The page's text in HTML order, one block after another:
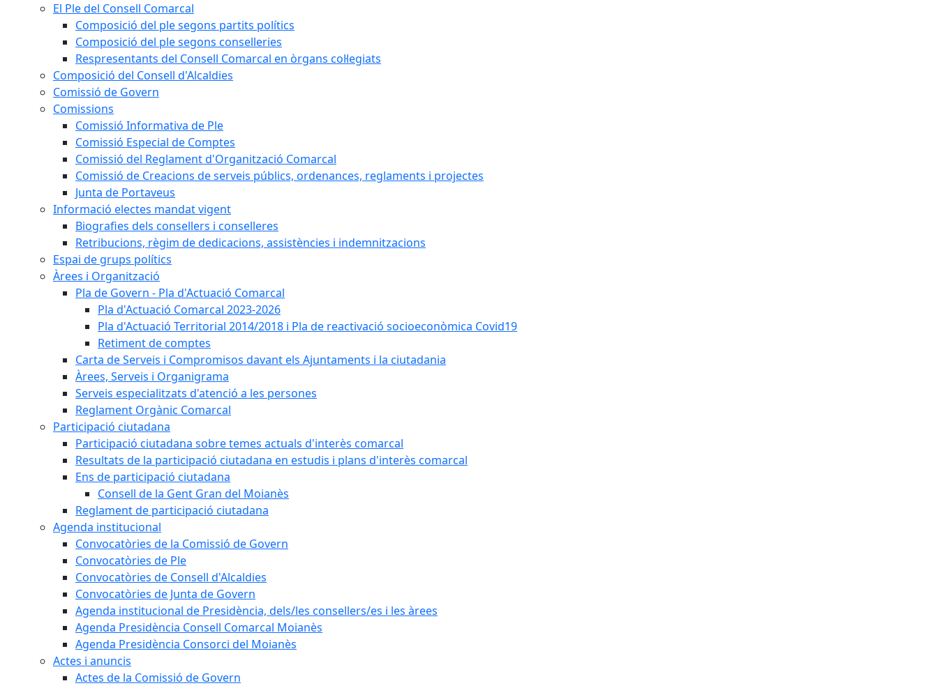
El Ple del Consell Comarcal
Composició del ple segons partits polítics
Composició del ple segons conselleries
Respresentants del Consell Comarcal en òrgans col·legiats
Composició del Consell d'Alcaldies
Comissió de Govern
Comissions
Comissió Informativa de Ple
Comissió Especial de Comptes
Comissió del Reglament d'Organització Comarcal
Comissió de Creacions de serveis públics, ordenances, reglaments i projectes
Junta de Portaveus
Informació electes mandat vigent
Biografies dels consellers i conselleres
Retribucions, règim de dedicacions, assistències i indemnitzacions
Espai de grups polítics
Àrees i Organització
Pla de Govern - Pla d'Actuació Comarcal
Pla d'Actuació Comarcal 2023-2026
Pla d'Actuació Territorial 2014/2018 i Pla de reactivació socioeconòmica Covid19
Retiment de comptes
Carta de Serveis i Compromisos davant els Ajuntaments i la ciutadania
Àrees, Serveis i Organigrama
Serveis especialitzats d'atenció a les persones
Reglament Orgànic Comarcal
Participació ciutadana
Participació ciutadana sobre temes actuals d'interès comarcal
Resultats de la participació ciutadana en estudis i plans d'interès comarcal
Ens de participació ciutadana
Consell de la Gent Gran del Moianès
Reglament de participació ciutadana
Agenda institucional
Convocatòries de la Comissió de Govern
Convocatòries de Ple
Convocatòries de Consell d'Alcaldies
Convocatòries de Junta de Govern
Agenda institucional de Presidència, dels/les consellers/es i les àrees
Agenda Presidència Consell Comarcal Moianès
Agenda Presidència Consorci del Moianès
Actes i anuncis
Actes de la Comissió de Govern